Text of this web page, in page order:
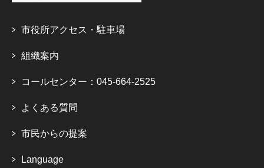
市役所アクセス・駐車場
組織案内
コールセンター：045-664-2525
よくある質問
市民からの提案
Language